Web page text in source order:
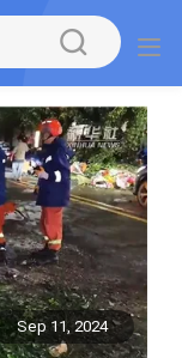
Sep 11, 2024